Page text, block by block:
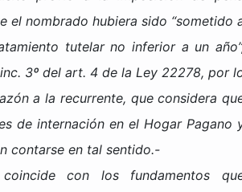
el nombrado hubiera sido “sometido
tutelar no inferior a un
3º del art. 4 de la Ley 22278, por
a la recurrente, que considera
de internación en el Hogar Pagano
contarse en tal sentido.-
con los fundamentos